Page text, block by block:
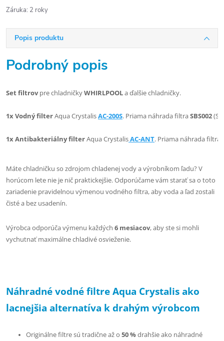
Záruka: 2 roky
Popis produktu
Podrobný popis
Set filtrov pre chladničky WHIRLPOOL a ďalšie chladničky.
1x Vodný filter Aqua Crystalis AC-200S. Priama náhrada filtra SBS002
1x Antibakteriálny filter Aqua Crystalis AC-ANT. Priama náhrada filtra
Máte chladničku so zdrojom chladenej vody a výrobníkom ľadu? V
horúcom lete nie je nič praktickejšie. Odporúčame vám starať sa o toto
zariadenie pravidelnou výmenou vodného filtra, aby voda a ľad zostali
čisté a bez usadenín.
Výrobca odporúča výmenu každých 6 mesiacov, aby ste si mohli
vychutnať maximálne chladivé osvieženie.
Náhradné vodné filtre Aqua Crystalis ako
lacnejšia alternatíva k drahým výrobcom
Originálne filtre sú tradične až o 50 %drahšie ako náhradné